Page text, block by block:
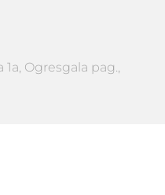
Ogresgala pag.,